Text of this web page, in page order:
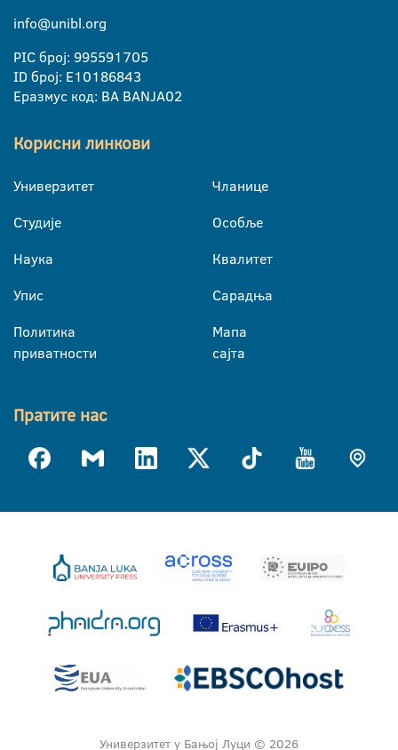
info@unibl.org
PIC број: 995591705
ID број: E10186843
Еразмус код: BA BANJA02
Корисни линкови
Универзитет
Студије
Наука
Упис
Политика
приватности
Чланице
Особље
Квалитет
Сарадња
Мапа
сајта
Пратите нас
Универзитет у Бањој Луци © 2026